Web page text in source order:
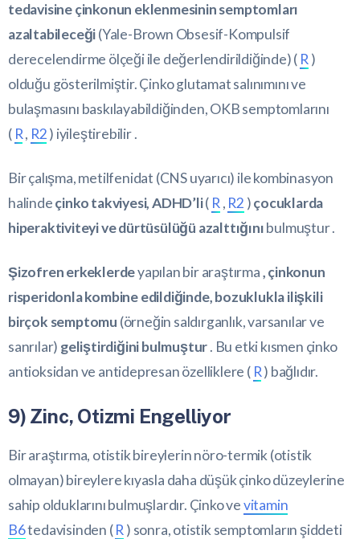
tedavisine çinkonun eklenmesinin semptomları
azaltabileceği(Yale-Brown Obsesif-Kompulsif
derecelendirme ölçeği ile değerlendirildiğinde) ( R )
olduğu gösterilmiştir. Çinko glutamat salınımını ve
bulaşmasını baskılayabildiğinden, OKB semptomlarını
( R, R2) iyileştirebilir .
Bir çalışma, metilfenidat (CNS uyarıcı) ile kombinasyon
halindeçinko takviyesi, ADHD’li( R , R2 )çocuklarda
hiperaktiviteyi ve dürtüsülüğü azalttığınıbulmuştur .
Şizofren erkeklerdeyapılan bir araştırma, çinkonun
risperidonla kombine edildiğinde, bozuklukla ilişkili
birçok semptomu (örneğin saldırganlık, varsanılar ve
sanrılar) geliştirdiğini bulmuştur. Bu etki kısmen çinko
antioksidan ve antidepresan özelliklere ( R) bağlıdır.
9) Zinc, Otizmi Engelliyor
Bir araştırma, otistik bireylerin nöro-termik (otistik
olmayan) bireylere kıyasla daha düşük çinko düzeylerine
sahip olduklarını bulmuşlardır. Çinko vevitamin
B6tedavisinden (R ) sonra, otistik semptomların şiddeti